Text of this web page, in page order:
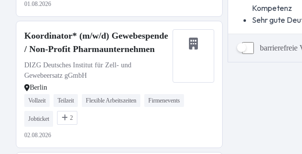
01.08.2026
Koordinator* (m/w/d) Gewebespende
/ Non-Profit Pharmaunternehmen
DIZG Deutsches Institut für Zell- und
Gewebeersatz gGmbH
Berlin
Vollzeit Teilzeit Flexible Arbeitszeiten Firmenevents
Jobticket 2
02.08.2026
barrierefreie